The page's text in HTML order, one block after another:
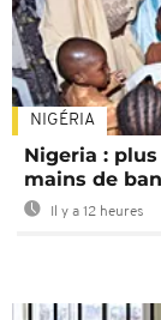
NIGÉRIA
Nigeria :
mains de
Il y a 12 heures